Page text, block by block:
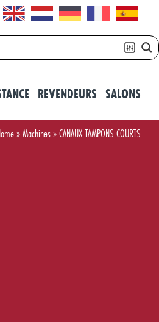
REVENDEURS SALONS
»Machines»CANAUX TAMPONS COURTS